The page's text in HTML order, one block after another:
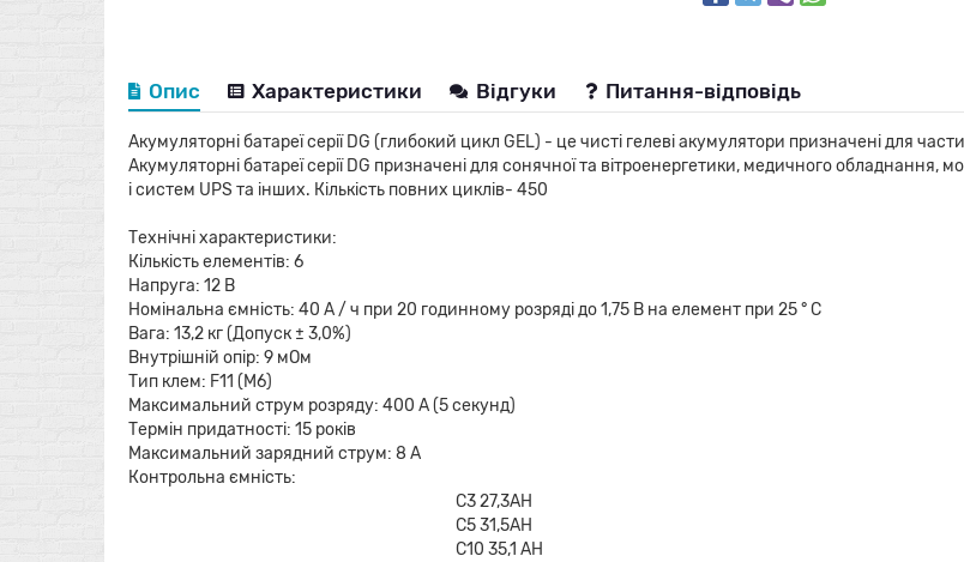
Опис Характеристики Відгуки Питання-відповідь
Акумуляторні батареї серії DG (глибокий цикл GEL) - це чисті гелеві акумулятори призначені для
Акумуляторні батареї серії DG призначені для сонячної та вітроенергетики, медичного обладнання,
і систем UPS та інших. Кількість повних циклів- 450
Технічні характеристики:
Кількість елементів: 6
Напруга: 12 В
Номінальна ємність: 40 A / ч при 20 годинному розряді до 1,75 В на елемент при 25 ° C
Вага: 13,2 кг (Допуск ± 3,0%)
Внутрішній опір: 9 мОм
Тип клем: F11 (M6)
Максимальний струм розряду: 400 А (5 секунд)
Термін придатності: 15 років
Максимальний зарядний струм: 8 A
Контрольна ємність:
C3 27,3AH
C5 31,5AH
C10 35,1 AH